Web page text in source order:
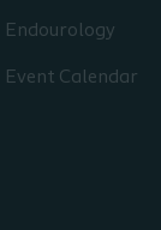
Endourology
Event Calendar